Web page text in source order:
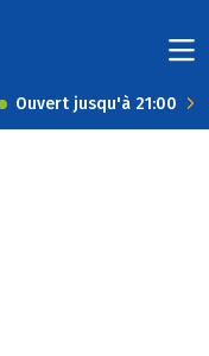
Ouvert jusqu'à 21:00